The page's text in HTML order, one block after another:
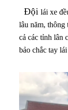
Đội lái xe
lâu năm, thông
cả các tỉnh lân
bảo chắc tay